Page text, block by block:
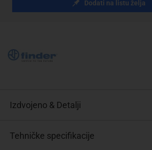
Dodati na listu želja
Izdvojeno & Detalji
Širina
Tehničke specifikacije